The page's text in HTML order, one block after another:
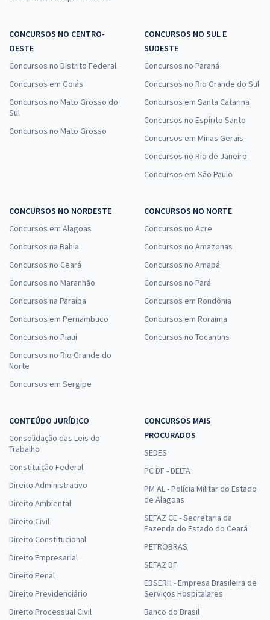
CONCURSOS NO CENTRO-
OESTE
Concursos no Distrito Federal
Concursos em Goiás
Concursos no Mato Grosso do
Sul
Concursos no Mato Grosso
CONCURSOS NO SUL E
SUDESTE
Concursos no Paraná
Concursos no Rio Grande do Sul
Concursos em Santa Catarina
Concursos no Espírito Santo
Concursos em Minas Gerais
Concursos no Rio de Janeiro
Concursos em São Paulo
CONCURSOS NO NORDESTE
Concursos em Alagoas
Concursos na Bahia
Concursos no Ceará
Concursos no Maranhão
Concursos na Paraíba
Concursos em Pernambuco
Concursos no Piauí
Concursos no Rio Grande do
Norte
Concursos em Sergipe
CONCURSOS NO NORTE
Concursos no Acre
Concursos no Amazonas
Concursos no Amapá
Concursos no Pará
Concursos em Rondônia
Concursos em Roraima
Concursos no Tocantins
CONTEÚDO JURÍDICO
Consolidação das Leis do
Trabalho
Constituição Federal
Direito Administrativo
Direito Ambiental
Direito Civil
Direito Constitucional
Direito Empresarial
Direito Penal
Direito Previdenciário
Direito Processual Civil
CONCURSOS MAIS
PROCURADOS
SEDES
PC DF - DELTA
PM AL - Polícia Militar do Estado
de Alagoas
SEFAZ CE - Secretaria da
Fazenda do Estado do Ceará
PETROBRAS
SEFAZ DF
EBSERH - Empresa Brasileira de
Serviços Hospitalares
Banco do Brasil